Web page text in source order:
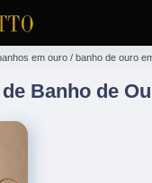
em ouro banho de ouro
Banho de